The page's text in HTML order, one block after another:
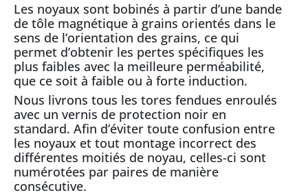
Les noyaux sont bobinés à partir d’une bande
de tôle magnétique à grains orientés dans le
sens de l’orientation des grains, ce qui
permet d’obtenir les pertes spécifiques les
plus faibles avec la meilleure perméabilité,
que ce soit à faible ou à forte induction.
Nous livrons tous les tores fendues enroulés
avec un vernis de protection noir en
standard. Afin d’éviter toute confusion entre
les noyaux et tout montage incorrect des
différentes moitiés de noyau, celles-ci sont
numérotées par paires de manière
consécutive.